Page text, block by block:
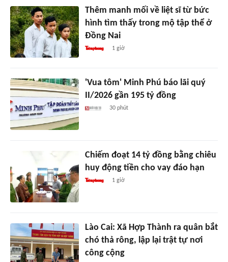
Thêm manh mối về liệt sĩ từ bức
hình tìm thấy trong mộ tập thể ở
Đồng Nai
1 giờ
'Vua tôm' Minh Phú báo lãi quý
II/2026 gần 195 tỷ đồng
30 phút
Chiếm đoạt 14 tỷ đồng bằng chiêu
huy động tiền cho vay đáo hạn
1 giờ
Lào Cai: Xã Hợp Thành ra quân bắt
chó thả rông, lập lại trật tự nơi
công cộng